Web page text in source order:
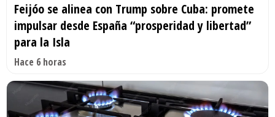
Feijóo se alinea con Trump sobre Cuba: promete
impulsar desde España “prosperidad y libertad”
para la Isla
Hace 6 horas